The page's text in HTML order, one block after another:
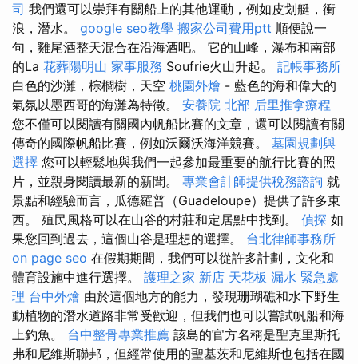
司 我們還可以崇拜有關船上的其他運動，例如皮划艇，衝
浪，潛水。 google seo教學 搬家公司費用ptt 順便說一
句，雞尾酒整天混合在沿海酒吧。 它的山峰，瀑布和南部
的La 花葬陽明山 家事服務 Soufrie火山升起。 記帳事務所
白色的沙灘，棕櫚樹，天空 桃園外燴 - 藍色的海和偉大的
氣氛以墨西哥的海灘為特徵。 安養院 北部 后里推拿療程
您不僅可以閱讀有關國內帆船比賽的文章，還可以閱讀有關
傳奇的國際帆船比賽，例如沃爾沃海洋競賽。 墓園規劃與
選擇 您可以輕鬆地與我們一起參加最重要的航行比賽的照
片，並親身閱讀最新的新聞。 專業會計師提供稅務諮詢 就
景點和經驗而言，瓜德羅普（Guadeloupe）提供了許多東
西。 殖民風格可以在山谷的村莊和定居點中找到。 偵探 如
果您回到過去，這個山谷是理想的選擇。 台北律師事務所
on page seo 在假期期間，我們可以從許多計劃，文化和
體育設施中進行選擇。 護理之家 新店 天花板 漏水 緊急處
理 台中外燴 由於這個地方的能力，發現珊瑚礁和水下野生
動植物的潛水道路非常受歡迎，但我們也可以嘗試帆船和海
上釣魚。 台中整骨專業推薦 該島的官方名稱是聖克里斯托
弗和尼維斯聯邦，但經常使用的聖基茨和尼維斯也包括在國